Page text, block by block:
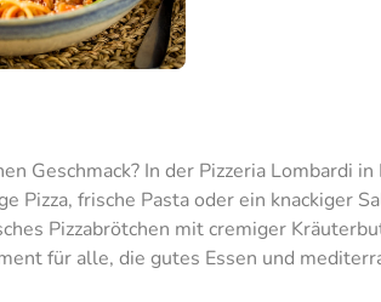
Geschmack? In der Pizzeria Lombardi
Pizza, frische Pasta oder ein knackiger
Pizzabrötchen mit cremiger
für alle, die gutes Essen und